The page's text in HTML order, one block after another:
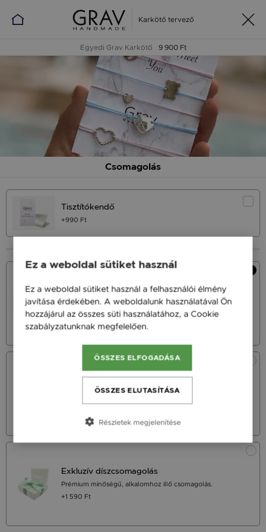
Karkötő tervező
Egyedi Grav Karkötő 9 900 Ft
Csomagolás
Tisztítókendő
+990 Ft
Ingyenes díszcsomagolás
Megújult díszcsomagolás a GRAV karkötők kedvelőinek.
Díszdoboz
Termékeink újrahasznosított anyagokból készített
Exkluzív díszcsomagolás
Prémium minőségű, alkalomhoz illő csomagolás.
+1 590 Ft
Ez a weboldal sütiket használ
Ez a weboldal sütiket használ a felhasználói élmény
javítása érdekében. A weboldalunk használatával Ön
hozzájárul az összes süti használatához, a Cookie
szabályzatunknak megfelelően.
ÖSSZES ELFOGADÁSA
ÖSSZES ELUTASÍTÁSA
Részletek megjelenítése